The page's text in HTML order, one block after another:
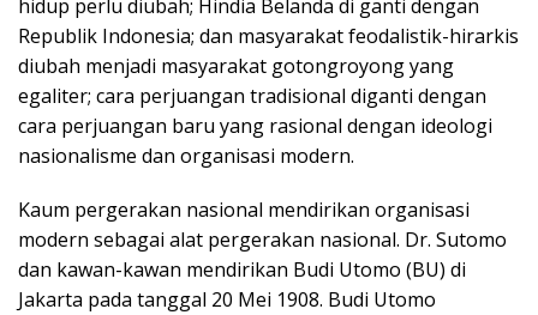
hidup perlu diubah; Hindia Belanda di ganti dengan
Republik Indonesia; dan masyarakat feodalistik-hirarkis
diubah menjadi masyarakat gotongroyong yang
egaliter; cara perjuangan tradisional diganti dengan
cara perjuangan baru yang rasional dengan ideologi
nasionalisme dan organisasi modern.
Kaum pergerakan nasional mendirikan organisasi
modern sebagai alat pergerakan nasional. Dr. Sutomo
dan kawan-kawan mendirikan Budi Utomo (BU) di
Jakarta pada tanggal 20 Mei 1908. Budi Utomo